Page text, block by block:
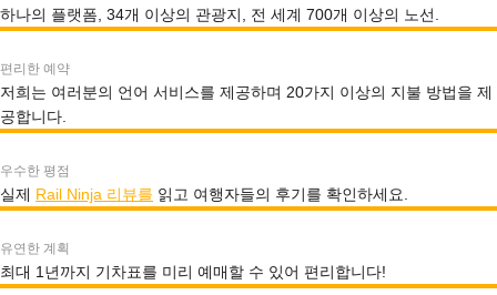
하나의 플랫폼, 34개 이상의 관광지, 전 세계 700개 이상의 노선.
편리한 예약
저희는 여러분의 언어 서비스를 제공하며 20가지 이상의 지불 방법을 제
공합니다.
우수한 평점
실제 Rail Ninja 리뷰를 읽고 여행자들의 후기를 확인하세요.
유연한 계획
최대 1년까지 기차표를 미리 예매할 수 있어 편리합니다!